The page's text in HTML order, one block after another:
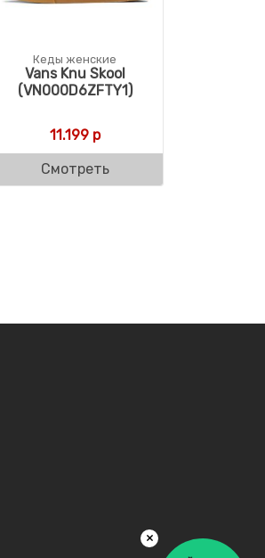
Кеды женские
Vans Knu Skool
(VN000D6ZFTY1)
11.199р
Смотреть
×